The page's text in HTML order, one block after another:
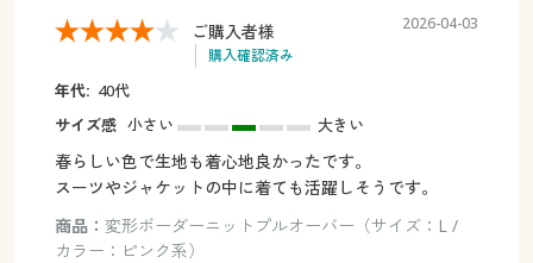
ご購入者様
購入確認済み
2026-04-03
年代: 40代
サイズ感 小さい 大きい
春らしい色で生地も着心地良かったです。
スーツやジャケットの中に着ても活躍しそうです。
商品： 変形ボーダーニットプルオーバー（サイズ：L /
カラー：ピンク系）